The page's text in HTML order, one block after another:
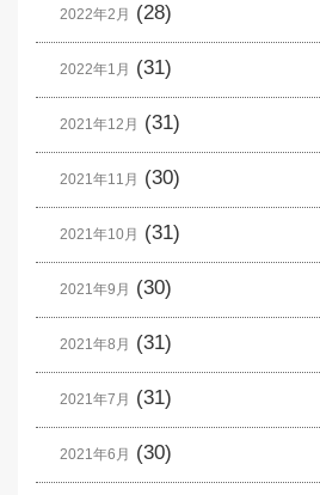
2022年2月 (28)
2022年1月 (31)
2021年12月 (31)
2021年11月 (30)
2021年10月 (31)
2021年9月 (30)
2021年8月 (31)
2021年7月 (31)
2021年6月 (30)